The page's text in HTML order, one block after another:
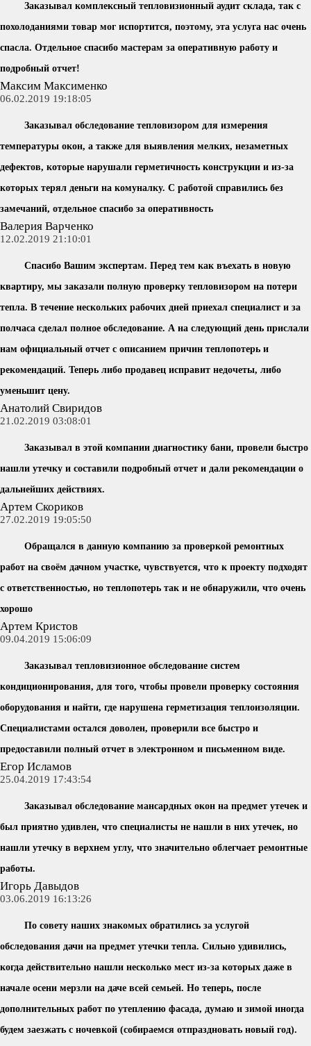
Заказывал комплексный тепловизионный аудит склада, так с
похолоданиями товар мог испортится, поэтому, эта услуга нас очень
спасла. Отдельное спасибо мастерам за оперативную работу и
подробный отчет!
Максим Максименко
06.02.2019 19:18:05
Заказывал обследование тепловизором для измерения
температуры окон, а также для выявления мелких, незаметных
дефектов, которые нарушали герметичность конструкции и из-за
которых терял деньги на комуналку. С работой справились без
замечаний, отдельное спасибо за оперативность
Валерия Варченко
12.02.2019 21:10:01
Спасибо Вашим экспертам. Перед тем как въехать в новую
квартиру, мы заказали полную проверку тепловизором на потери
тепла. В течение нескольких рабочих дней приехал специалист и за
полчаса сделал полное обследование. А на следующий день прислали
нам официальный отчет с описанием причин теплопотерь и
рекомендаций. Теперь либо продавец исправит недочеты, либо
уменьшит цену.
Анатолий Свиридов
21.02.2019 03:08:01
Заказывал в этой компании диагностику бани, провели быстро
нашли утечку и составили подробный отчет и дали рекомендации о
дальнейших действиях.
Артем Скориков
27.02.2019 19:05:50
Обращался в данную компанию за проверкой ремонтных
работ на своём дачном участке, чувствуется, что к проекту подходят
с ответственностью, но теплопотерь так и не обнаружили, что очень
хорошо
Артем Кристов
09.04.2019 15:06:09
Заказывал тепловизионное обследование систем
кондиционирования, для того, чтобы провели проверку состояния
оборудования и найти, где нарушена герметизация теплоизоляции.
Специалистами остался доволен, проверили все быстро и
предоставили полный отчет в электронном и письменном виде.
Егор Исламов
25.04.2019 17:43:54
Заказывал обследование мансардных окон на предмет утечек и
был приятно удивлен, что специалисты не нашли в них утечек, но
нашли утечку в верхнем углу, что значительно облегчает ремонтные
работы.
Игорь Давыдов
03.06.2019 16:13:26
По совету наших знакомых обратились за услугой
обследования дачи на предмет утечки тепла. Сильно удивились,
когда действительно нашли несколько мест из-за которых даже в
начале осени мерзли на даче всей семьей. Но теперь, после
дополнительных работ по утеплению фасада, думаю и зимой иногда
будем заезжать с ночевкой (собираемся отпраздновать новый год).